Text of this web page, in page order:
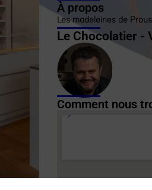
À propos
Les madeleines de
Le Chocolatier -
Comment nous